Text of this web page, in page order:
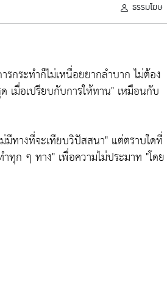
ธรรมโฆษ
รกระทำก็ไม่เหนื่อยยากลำบาก ไม่ต้อง
เมื่อเปรียบกับการให้ทาน" เหมือนกับ
มีทางที่จะเทียบวิปัสสนา" แต่ตราบใดที่
ำทุก ๆ ทาง" เพื่อความไม่ประมาท "โดย